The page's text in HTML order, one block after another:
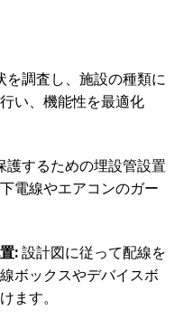
調査し、施設の種類に
い、機能性を最適化
護するための埋設管設置
電線やエアコンのガー
:設計図に従って配線を
ボックスやデバイスボ
ます。